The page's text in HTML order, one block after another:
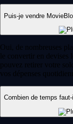
Puis-je vendre
Oui, de nombreuses
le convertir en devises
pouvez retirer votre
vos dépenses
Combien de temps